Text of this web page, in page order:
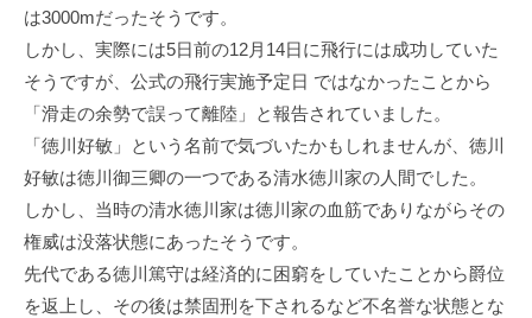
は3000mだったそうです。
しかし、実際には5日前の12月14日に飛行には成功していた
そうですが、公式の飛行実施予定日 ではなかったことから
「滑走の余勢で誤って離陸」と報告されていました。
「徳川好敏」という名前で気づいたかもしれませんが、徳川
好敏は徳川御三卿の一つである清水徳川家の人間でした。
しかし、当時の清水徳川家は徳川家の血筋でありながらその
権威は没落状態にあったそうです。
先代である徳川篤守は経済的に困窮をしていたことから爵位
を返上し、その後は禁固刑を下されるなど不名誉な状態とな